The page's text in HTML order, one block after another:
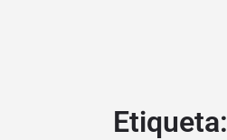
Etiqueta: